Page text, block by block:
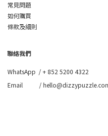
常見問題
如何購買
條款及細則
聯絡我們
WhatsApp /+ 852 5200 4322
Email /